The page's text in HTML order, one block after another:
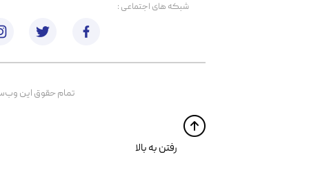
تمام حقوق اين
​​رفتن به بالا
​شبکه های اجتماعی :